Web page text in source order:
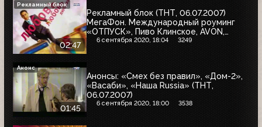
02:47
Рекламный блок (ТНТ, 06.07.2007)
МегаФон. Международный роуминг
«ОТПУСК», Пиво Клинское, AVON,
Даниссимо, Libresse, Rama Creme
6 сентября 2020, 18:04 3249
Рекламный блок
01:45
Анонсы: «Смех без правил», «Дом-2»,
«Васаби», «Наша Russia» (ТНТ,
06.07.2007)
6 сентября 2020, 18:00 3538
Анонс